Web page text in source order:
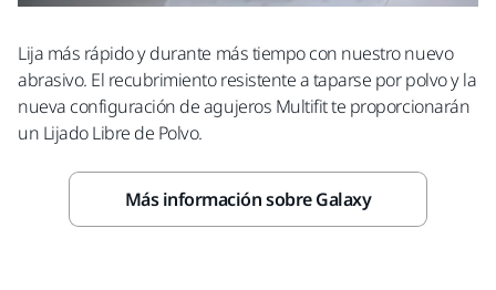
Lija más rápido y durante más tiempo con nuestro nuevo
abrasivo. El recubrimiento resistente a taparse por polvo y la
nueva configuración de agujeros Multifit te proporcionarán
un Lijado Libre de Polvo.
Más información sobre Galaxy